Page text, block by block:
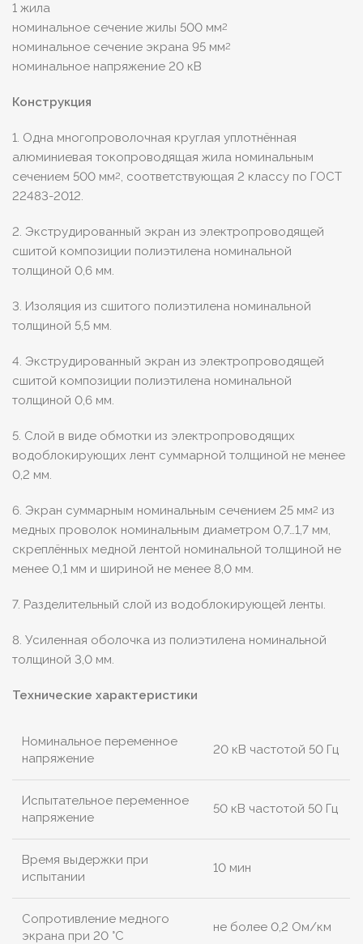
1 жила
номинальное сечение жилы 500 мм2
номинальное сечение экрана 95 мм2
номинальное напряжение 20 кВ
Конструкция
1. Одна многопроволочная круглая уплотнённая
алюминиевая токопроводящая жила номинальным
сечением 500 мм2, соответствующая 2 классу по ГОСТ
22483-2012.
2. Экструдированный экран из электропроводящей
сшитой композиции полиэтилена номинальной
толщиной 0,6 мм.
3. Изоляция из сшитого полиэтилена номинальной
толщиной 5,5 мм.
4. Экструдированный экран из электропроводящей
сшитой композиции полиэтилена номинальной
толщиной 0,6 мм.
5. Слой в виде обмотки из электропроводящих
водоблокирующих лент суммарной толщиной не менее
0,2 мм.
6. Экран суммарным номинальным сечением 25 мм2 из
медных проволок номинальным диаметром 0,7…1,7 мм,
скреплённых медной лентой номинальной толщиной не
менее 0,1 мм и шириной не менее 8,0 мм.
7. Разделительный слой из водоблокирующей ленты.
8. Усиленная оболочка из полиэтилена номинальной
толщиной 3,0 мм.
Технические характеристики
Номинальное переменное
напряжение
20 кВ частотой 50 Гц
Испытательное переменное
напряжение
50 кВ частотой 50 Гц
Время выдержки при
испытании
10 мин
Сопротивление медного
экрана при 20 °С
не более 0,2 Ом/км